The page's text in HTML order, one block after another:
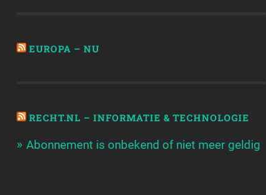
EUROPA – NU
RECHT.NL – INFORMATIE & TECHNOLOGIE
Abonnement is onbekend of niet meer geldig